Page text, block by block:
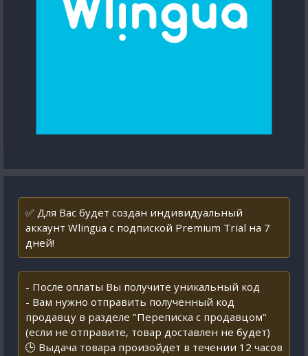
✅ Для Вас будет создан индивидуальный
аккаунт Wlingua с подпиской Premium Trial на 7
дней!
- После оплаты Вы получите уникальный код
- Вам нужно отправить полученный код
продавцу в разделе "Переписка с продавцом"
(если не отправите, товар доставлен не будет)
🕒 Выдача товара произойдет в течении 12 часов